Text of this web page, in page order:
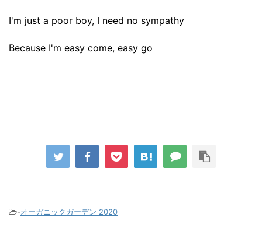
I'm just a poor boy, I need no sympathy
Because I'm easy come, easy go
-オーガニックガーデン 2020